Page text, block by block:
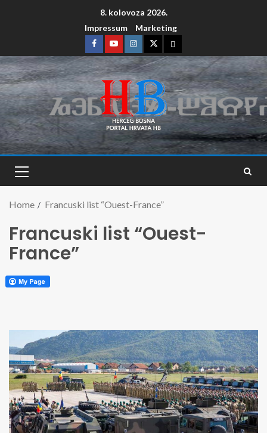
8. kolovoza 2026.
Impressum
Marketing
Home Francuski list “Ouest-France”
Francuski list “Ouest-
France”